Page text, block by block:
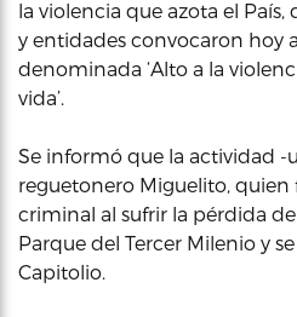
la violencia que azota el País,
y entidades convocaron hoy
denominada ‘Alto a la
vida’.
Se informó que la actividad -
reguetonero Miguelito, quien
criminal al sufrir la pérdida
Parque del Tercer Milenio y
Capitolio.